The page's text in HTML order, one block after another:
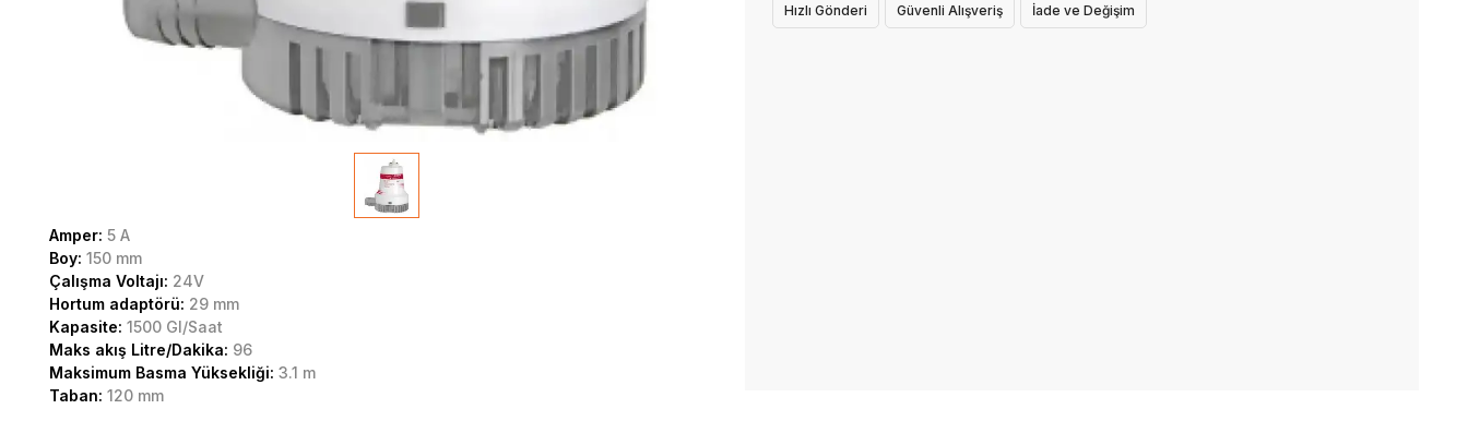
Amper:5 A
Boy:150 mm
Çalışma Voltajı: 24V
Hortum adaptörü: 29 mm
Kapasite:1500 Gl/Saat
Maks akış Litre/Dakika: 96
Maksimum Basma Yüksekliği:3.1 m
Taban:120 mm
Hızlı Gönderi Güvenli Alışveriş İade ve Değişim